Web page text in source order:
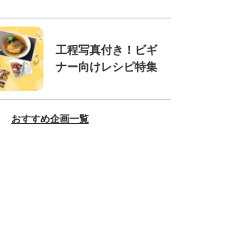
工程写真付き！ビギ
ナー向けレシピ特集
おすすめ企画一覧